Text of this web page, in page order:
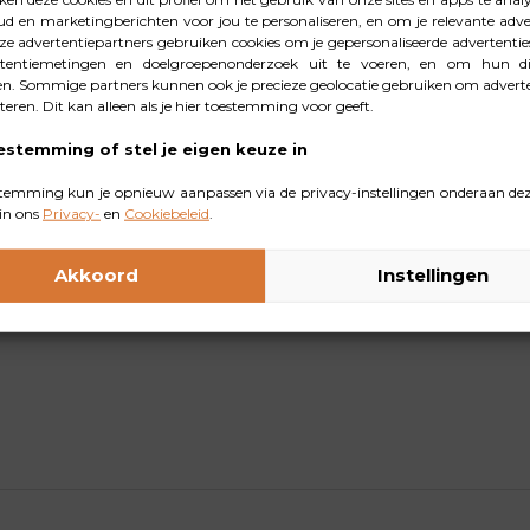
en marketingberichten voor jou te personaliseren, en om je relevante
advertentiepartners gebruiken cookies om je gepersonaliseerde
en doelgroepenonderzoek uit te voeren, en om hun
Sommige partners kunnen ook je precieze geolocatie gebruiken om
Dit kan alleen als je hier toestemming voor geeft.
of stel je eigen keuze in
kun je opnieuw aanpassen via de privacy-instellingen onderaan
ons Privacy- en Cookiebeleid
Akkoord Instellingen
hun favoriete gerechten, zoals spaghetti bolognese,
de helft van het gehakt te vervangen door een
maaltijden baseren op wat je nog in huis hebt,
Zo maak je bewuste keuzes voor zowel je gezin als het
duurzamere keuzes gemaakt worden. Let
is, kun je kiezen voor importfruit zoals bananen en
efficiënt met een vrachtschip of vrachtwagen worden
goed voor de planeet!